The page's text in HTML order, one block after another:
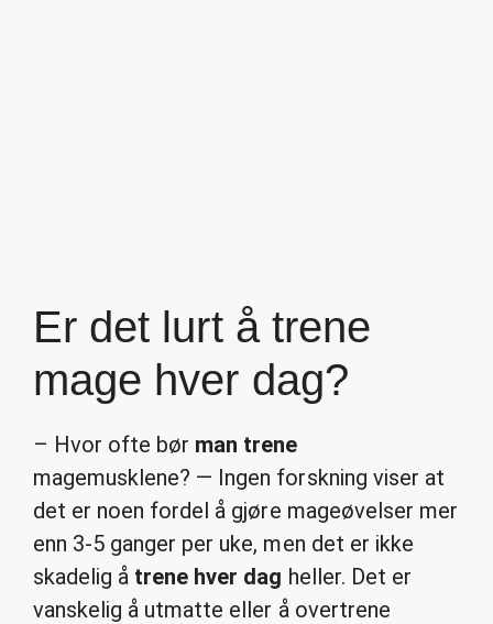
Er det lurt å trene
mage hver dag?
– Hvor ofte bør man trene
magemusklene? — Ingen forskning viser at
det er noen fordel å gjøre mageøvelser mer
enn 3-5 ganger per uke, men det er ikke
skadelig å trene hver dag heller. Det er
vanskelig å utmatte eller å overtrene